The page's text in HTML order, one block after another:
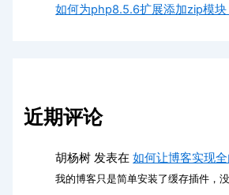
如何为php8.5.6扩展添加zip模块
近期评论
胡杨树 发表在如何让博客实现
我的博客只是简单安装了缓存插件，